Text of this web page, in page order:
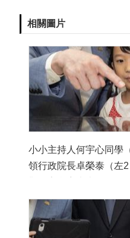
相關圖片
小小主持人何宇心同學
領行政院長卓榮泰（左
「我跟大家說一個秘密
計模型互相分享彼此對
元想像。